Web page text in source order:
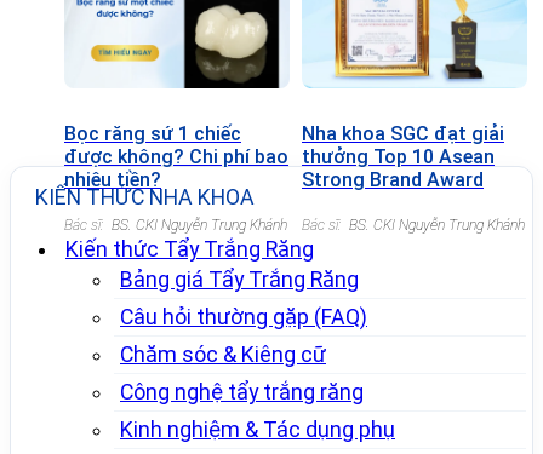
Bọc răng sứ 1 chiếc
được không? Chi phí bao
nhiêu tiền?
Bác sĩ: BS. CKI Nguyễn Trung Khánh
Nha khoa SGC đạt giải
thưởng Top 10 Asean
Strong Brand Award
Bác sĩ: BS. CKI Nguyễn Trung Khánh
KIẾN THỨC NHA KHOA
Kiến thức Tẩy Trắng Răng
Bảng giá Tẩy Trắng Răng
Câu hỏi thường gặp (FAQ)
Chăm sóc & Kiêng cữ
Công nghệ tẩy trắng răng
Kinh nghiệm & Tác dụng phụ